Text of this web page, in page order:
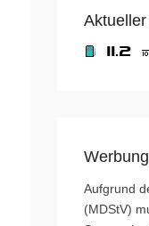
Aufgrund
(MDStV)